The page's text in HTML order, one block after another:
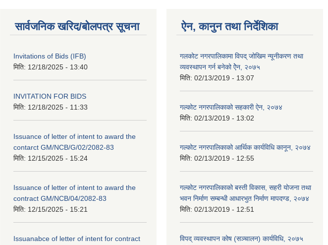
सार्वजनिक खरिद/बोलपत्र सूचना
Invitations of Bids (IFB)
मिति: 12/18/2025 - 13:40
INVITATION FOR BIDS
मिति: 12/18/2025 - 11:33
Issuance of letter of intent to award the
contarct GM/NCB/G/02/2082-83
मिति: 12/15/2025 - 15:24
Issuance of letter of intent to award the
contract GM/NCB/04/2082-83
मिति: 12/15/2025 - 15:21
Issuanabce of letter of intent for contract
ऐन, कानुन तथा निर्देशिका
गलकोट नगरपालिकामा विपद् जोखिम न्यूनीकरण तथा
व्यवस्थापन गर्न बनेको ऐेन, २०७५
मिति: 02/13/2019 - 13:07
गल्कोट नगरपालिकाको सहकारी ऐन, २०७४
मिति: 02/13/2019 - 13:02
गल्कोट नगरपालिकाको आर्थिक कार्यविधि कानून, २०७४
मिति: 02/13/2019 - 12:55
गल्कोट नगरपालिकाको बस्ती विकास, सहरी योजना तथा
भवन निर्माण सम्बन्धी आधारभुत निर्माण मापदण्ड, २०७४
मिति: 02/13/2019 - 12:51
विपद् व्यवस्थापन कोष (सञ्चालन) कार्यविधि, २०७५